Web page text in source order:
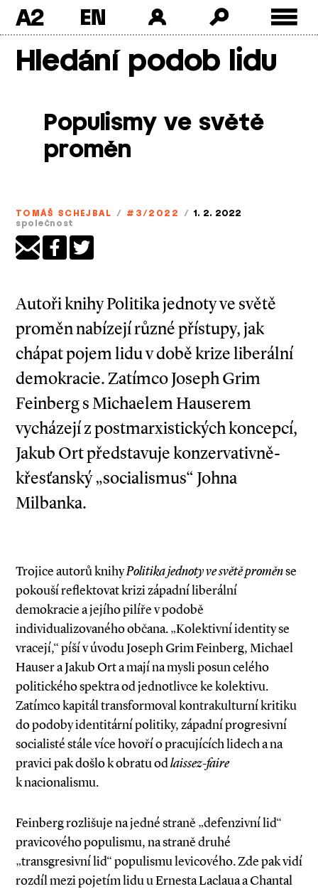
A2
Hledání podob lidu
Populismy ve světě
proměn
TOMÁŠ SCHEJBAL / #3/2022 / 1. 2. 2022
společnost
Autoři knihy Politika jednoty ve světě
proměn nabízejí různé přístupy, jak
chápat pojem lidu v době krize liberální
demokracie. Zatímco Joseph Grim
Feinberg s Michaelem Hauserem
vycházejí z postmarxistických koncepcí,
Jakub Ort představuje konzervativně­-
křesťanský „socialismus“ Johna
Milbanka.
Trojice autorů knihyPolitika jednoty ve světě proměnse
pokouší reflektovat krizi západní liberální
demokracie a jejího pilíře v podobě
individualizovaného občana. „Kolektivní identity se
vracejí,“ píší v úvodu Joseph Grim Feinberg, Michael
Hauser a Jakub Ort a mají na mysli posun celého
politického spektra od jednotlivce ke kolektivu.
Zatímco kapitál transformoval kontrakulturní kritiku
do podoby identitární politiky, západní progresivní
socialisté stále více hovoří o pracujících lidech a na
pravici pak došlo k obratu odlaissez­-faire
k nacionalismu.
Feinberg rozlišuje na jedné straně „defenzivní lid“
pravicového populismu, na straně druhé
„transgresivní lid“ populismu levicového. Zde pak vidí
rozdíl mezi pojetím lidu u Ernesta Laclaua a Chantal